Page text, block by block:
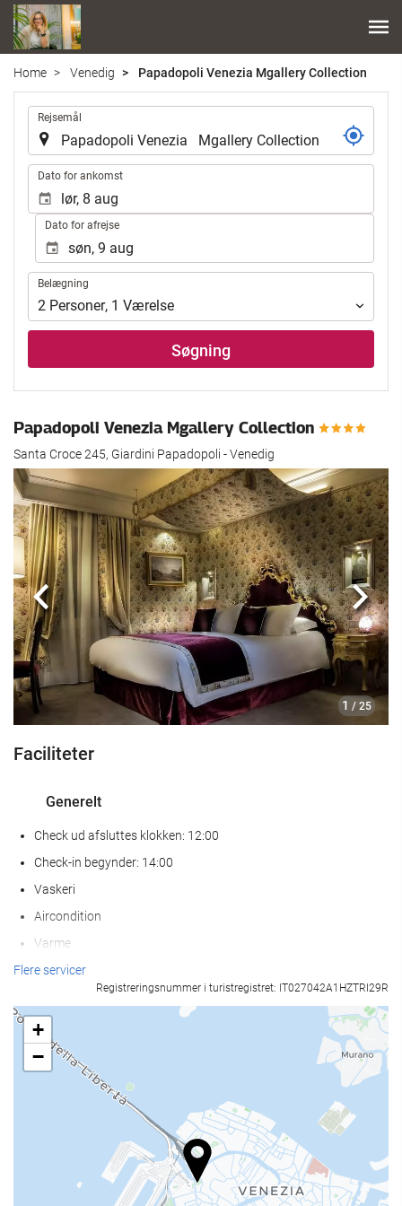
Home Venedig Papadopoli Venezia Mgallery Collection
Rejsemål
Dato for ankomst
Dato for afrejse
Belægning
Belægning
2 Personer, 1 Værelse
Søgning
Papadopoli Venezia Mgallery Collection
Santa Croce 245, Giardini Papadopoli - Venedig
1 / 25
Previous
Faciliteter
Generelt
Check ud afsluttes klokken: 12:00
Check-in begynder: 14:00
Vaskeri
Aircondition
Varme
Elevator
Ikke-ryger værelser
Rygning forbudt på alle fælles- og privatområder
Lydisolerede værelser
Kæledyr er ikke tilladt
À la carte-restaurant
Flere servicer
Registreringsnummer i turistregistret: IT027042A1HZTRI29R
+
−